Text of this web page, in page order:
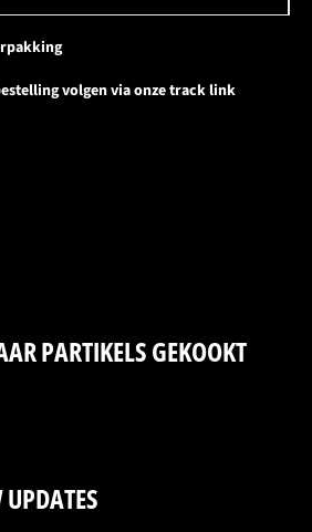
volgen via onze track link
PARTIKELS GEKOOKT